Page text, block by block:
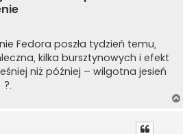
Fedora poszła tydzień temu,
kilka bursztynowych i efekt
niż później – wilgotna jesień